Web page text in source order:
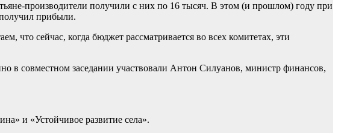
производители получили с них по 16 тысяч. В этом (и прошлом) году при
прибыли.
что сейчас, когда бюджет рассматривается во всех комитетах, эти
в совместном заседании участвовали Антон Силуанов, министр финансов,
и «Устойчивое развитие села».